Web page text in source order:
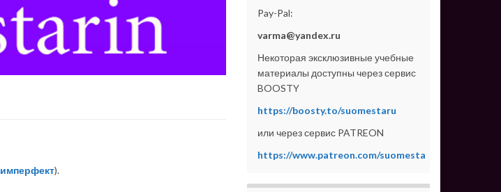
имперфект).
Pay-Pal:
varma@yandex.ru
Некоторая эксклюзивные учебные
материалы доступны через сервис
BOOSTY
https://boosty.to/suomestaru
или через сервис PATREON
https://www.patreon.com/suomesta